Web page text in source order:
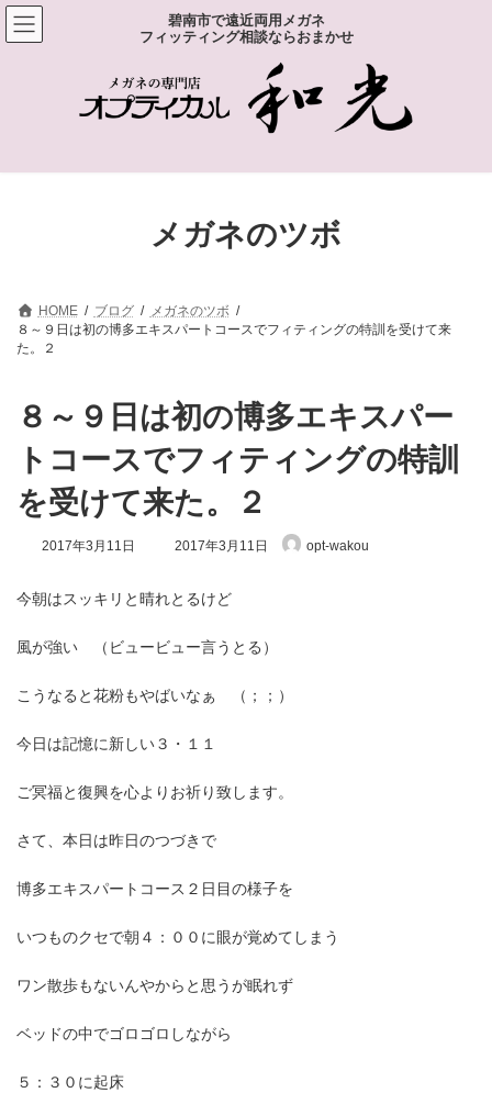
コ
ン
テ
ナ
ビ
ゲ
碧南市で遠近両用メガネ
フィッティング相談ならおまかせ
メガネのツボ
HOME ブログ
メガネのツボ
８～９日は初の博多エキスパートコースでフィティングの特訓を受けて来
た。２
８～９日は初の博多エキスパー
トコースでフィティングの特訓
を受けて来た。２
2017年3月11日
最
新
:
2017年3月11日 opt-wakou
今朝はスッキリと晴れとるけど
風が強い （ビュービュー言うとる）
こうなると花粉もやばいなぁ （；；）
今日は記憶に新しい３・１１
ご冥福と復興を心よりお祈り致します。
さて、本日は昨日のつづきで
博多エキスパートコース２日目の様子を
いつものクセで朝４：００に眼が覚めてしまう
ワン散歩もないんやからと思うが眠れず
ベッドの中でゴロゴロしながら
５：３０に起床